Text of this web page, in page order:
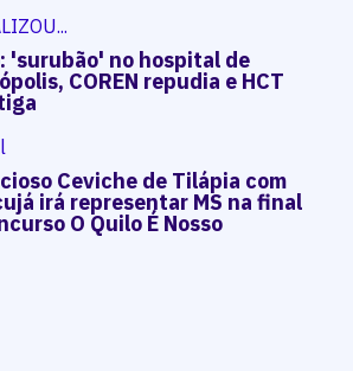
'surubão' no hospital de
COREN repudia e HCT
Ceviche de Tilápia com
irá representar MS na final
O Quilo É Nosso